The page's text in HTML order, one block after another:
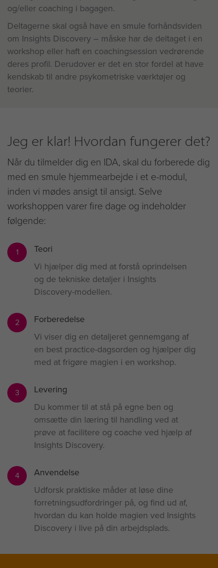
og/eller coaching i bagagen.
Deltagerne skal også have en smule forhåndsviden
om Insights Discovery – måske har de deltaget i en
workshop eller haft en coachingsession vedrørende
deres profil. Derudover er det en stor fordel at have
kendskab til andre psykometriske værktøjer og
teorier.
Jeg er klar! Hvordan fungerer det?
Når du tilmelder dig en IDA, skal du forberede dig
med en smule hjemmearbejde i et e-modul,
inden vi mødes ansigt til ansigt. Selve
workshoppen varer fire dage og indeholder
følgende:
1
Teori
Vi hjælper dig med at forstå oprindelsen
og de tekniske detaljer i Insights
Discovery-modellen.
2
Forberedelse
Vi viser dig en detaljeret gennemgang af
en best practice-dagsorden og hjælper dig
med at frigøre magien i en workshop.
3
Levering
Du kommer til at stå på egne ben og
omsætte din læring til handling ved at
prøve at facilitere og coache ved hjælp af
Insights Discovery.
4
Anvendelse
Udforsk praktiske måder at løse dine
forretningsudfordringer på, og find ud af,
hvordan du kan holde magien ved Insights
Discovery i live på din arbejdsplads.